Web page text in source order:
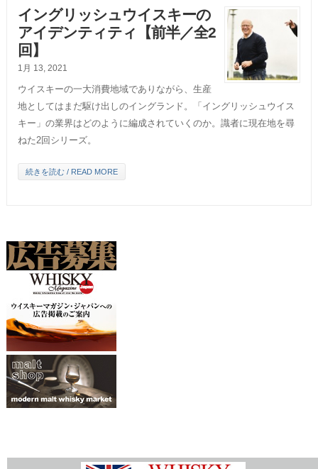
イングリッシュウイスキーの
アイデンティティ【前半／全2
回】
1月 13, 2021
ウイスキーの一大消費地域でありながら、生産
地としてはまだ駆け出しのイングランド。「イングリッシュウイス
キー」の業界はどのように編成されていくのか。識者に現在地を尋
ねた2回シリーズ。
続きを読む / READ MORE